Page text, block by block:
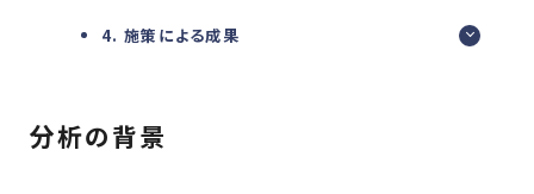
4. 施策による成果
分析の背景